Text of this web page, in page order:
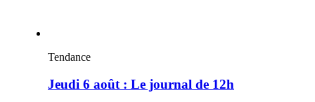
Tendance
Jeudi 6 août : Le journal de 12h